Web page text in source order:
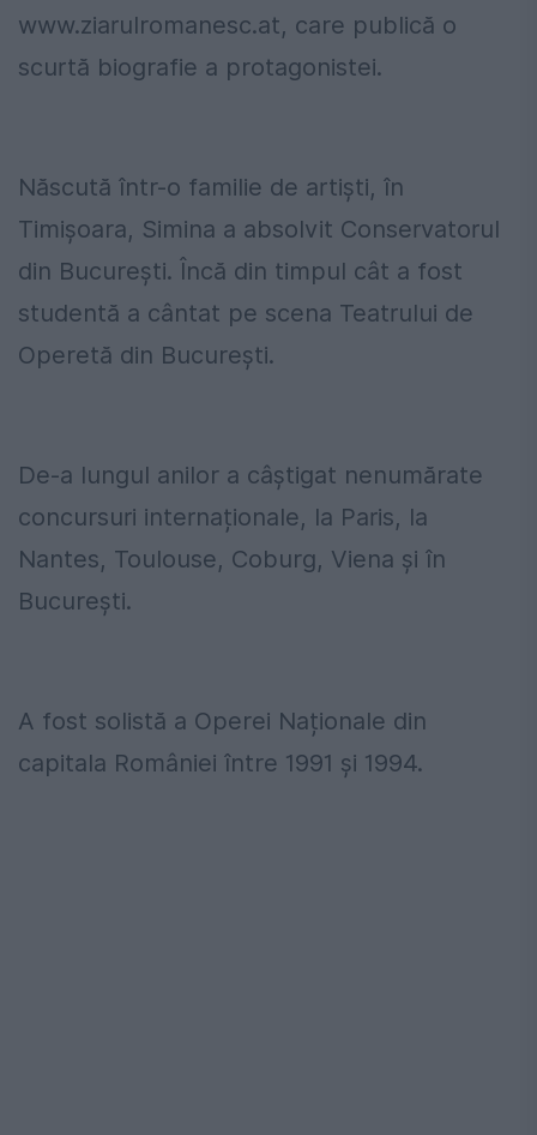
www.ziarulromanesc.at, care publică o
scurtă biografie a protagonistei.
Născută într-o familie de artiști, în
Timișoara, Simina a absolvit Conservatorul
din București. Încă din timpul cât a fost
studentă a cântat pe scena Teatrului de
Operetă din București.
De-a lungul anilor a câștigat nenumărate
concursuri internaționale, la Paris, la
Nantes, Toulouse, Coburg, Viena și în
București.
A fost solistă a Operei Naționale din
capitala României între 1991 și 1994.